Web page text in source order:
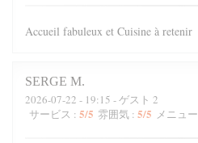
Accueil fabuleux et Cuisine à retenir
SERGE M
2026-07-22 - 19:15 - ゲスト 2
サービス : 5/5 雰囲気 : 5/5 メニュー